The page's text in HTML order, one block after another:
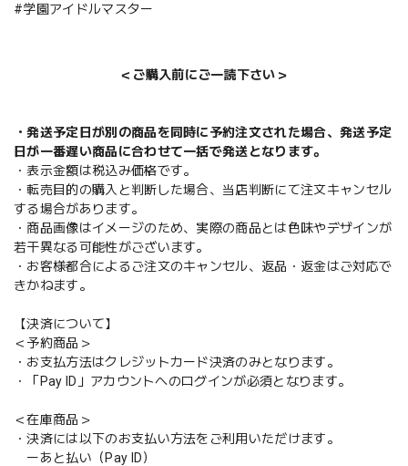
#学園アイドルマスター
＜ご購入前にご一読下さい＞
・発送予定日が別の商品を同時に予約注文された場合、発送予定
日が一番遅い商品に合わせて一括で発送となります。
・表示金額は税込み価格です。
・転売目的の購入と判断した場合、当店判断にて注文キャンセル
する場合があります。
・商品画像はイメージのため、実際の商品とは色味やデザインが
若干異なる可能性がございます。
・お客様都合によるご注文のキャンセル、返品・返金はご対応で
きかねます。
【決済について】
＜予約商品＞
・お支払方法はクレジットカード決済のみとなります。
・「Pay ID」アカウントへのログインが必須となります。
＜在庫商品＞
・決済には以下のお支払い方法をご利用いただけます。
ーあと払い（Pay ID）